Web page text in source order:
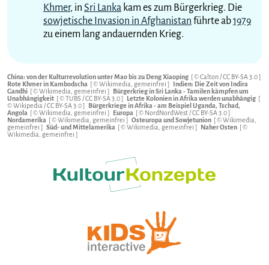
Khmer, in Sri Lanka kam es zum Bürgerkrieg. Die
sowjetische Invasion in Afghanistan führte ab1979
zu einem lang andauernden Krieg.
China: von der Kulturrevolution unter Mao bis zu Deng Xiaoping [ ©Calton /CC BY-SA 3.0]
Rote Khmer in Kambodscha [ © Wikimedia, gemeinfrei ] Indien: Die Zeit von Indira
Gandhi [ © Wikimedia, gemeinfrei ] Bürgerkrieg in Sri Lanka - Tamilen kämpfen um
Unabhängigkeit [ ©TUBS /CC BY-SA 3.0] Letzte Kolonien in Afrika werden unabhängig [
© Wikipedia /CC BY-SA 3.0] Bürgerkriege in Afrika - am Beispiel Uganda, Tschad,
Angola [ © Wikimedia, gemeinfrei ] Europa [ © NordNordWest /CC BY-SA 3.0]
Nordamerika [ © Wikimedia, gemeinfrei ] Osteuropa und Sowjetunion [ © Wikimedia,
gemeinfrei ] Süd- und Mittelamerika [ © Wikimedia, gemeinfrei ] Naher Osten [ ©
Wikimedia, gemeinfrei ]